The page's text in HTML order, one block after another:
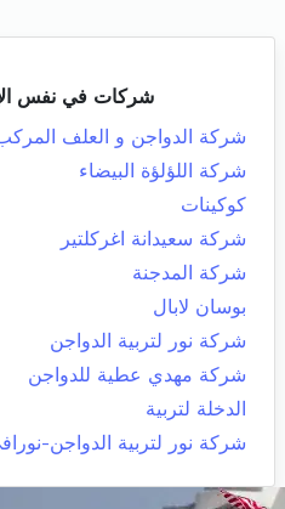
شركات في نفس
شركة الدواجن و العلف
شركة اللؤلؤة البيضاء
كوكينات
شركة سعيدانة اغركلتير
شركة المدجنة
بوسان لابال
شركة نور لتربية الدواجن
شركة مهدي عطية للدواجن
الدخلة لتربية
شركة نور لتربية الدواجن-